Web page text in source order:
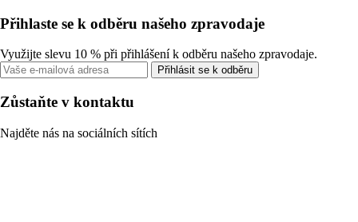
Přihlaste se k odběru našeho zpravodaje
Využijte slevu 10 % při přihlášení k odběru našeho zpravodaje.
Přihlásit se k odběru
Zůstaňte v kontaktu
Najděte nás na sociálních sítích